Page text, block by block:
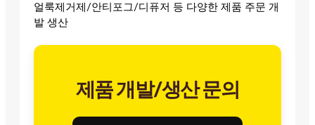
얼룩제거제/안티포그/디퓨저 등 다양한 제품 주문 개
발 생산
제품 개발/생산 문의